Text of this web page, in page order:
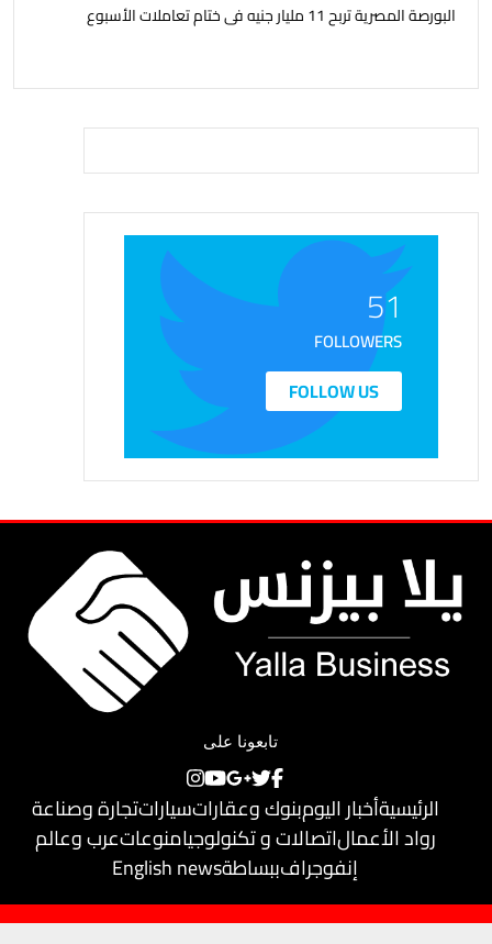
البورصة المصرية تربح 11 مليار جنيه فى ختام تعاملات الأسبوع
51
FOLLOWERS
FOLLOW US
تابعونا على
الرئيسيةأخبار اليومبنوك وعقاراتسياراتتجارة وصناعة
رواد الأعمالاتصالات و تكنولوجيامنوعاتعرب وعالم
إنفوجرافببساطةEnglish news
حقوق النشر محفوظة لـيلا بيزنس© 2018